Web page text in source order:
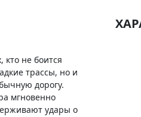
не боится
трассы, но и
дорогу.
мгновенно
удары о